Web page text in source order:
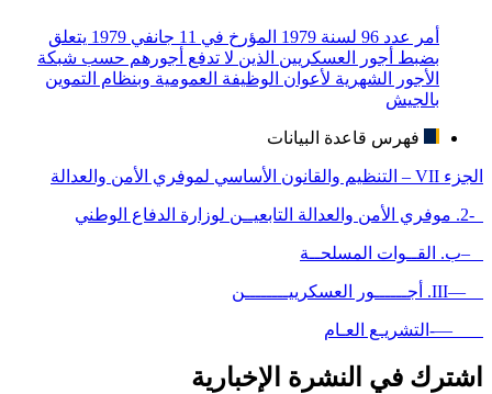
أمر عدد 96 لسنة 1979 المؤرخ في 11 جانفي 1979 يتعلق
بضبط أجور العسكريين الذين لا تدفع أجورهم حسب شبكة
الأجور الشهرية لأعوان الوظيفة العمومية وبنظام التموين
بالجيش
فهرس قاعدة البيانات
الجزء VII – التنظيم والقانون الأساسي لموفري الأمن والعدالة
-2. موفري الأمن والعدالة التابعيــن لوزارة الدفاع الوطني
–ب. القــوات المسلحــة
—III. أجــــــور العسكرييــــــــن
—-التشريـع العـام
اشترك في النشرة الإخبارية